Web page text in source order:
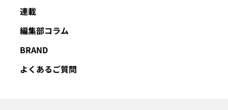
連載
編集部コラム
BRAND
よくあるご質問